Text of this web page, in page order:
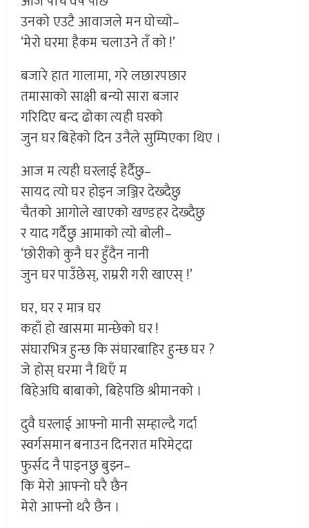
उनको एउटै आवाजले मन घोच्यो–
‘मेरो घरमा हैकम चलाउने तँ को !’
बजारे हात गालामा, गरे लछारपछार
तमासाको साक्षी बन्यो सारा बजार
गरिदिए बन्द ढोका त्यही घरको
जुन घर बिहेको दिन उनैले सुम्पिएका थिए ।
आज म त्यही घरलाई हेर्दैछु–
सायद त्यो घर होइन जञ्जिर देख्दैछु
चैतको आगोले खाएको खण्डहर देख्दैछु
र याद गर्दैछु आमाको त्यो बोली–
‘छोरीको कुनै घर हुँदैन नानी
जुन घर पाउँछेस्, राम्ररी गरी खाएस् !’
घर, घर र मात्र घर
कहाँ हो खासमा मान्छेको घर !
संघारभित्र हुन्छ कि संघारबाहिर हुन्छ घर ?
जे होस् घरमा नै थिएँ म
बिहेअघि बाबाको, बिहेपछि श्रीमानको ।
दुवै घरलाई आफ्नो मानी सम्हाल्दै गर्दा
स्वर्गसमान बनाउन दिनरात मरिमेट्दा
फुर्सद नै पाइनछु बुझ्न–
कि मेरो आफ्नो घरै छैन
मेरो आफ्नो थरै छैन ।